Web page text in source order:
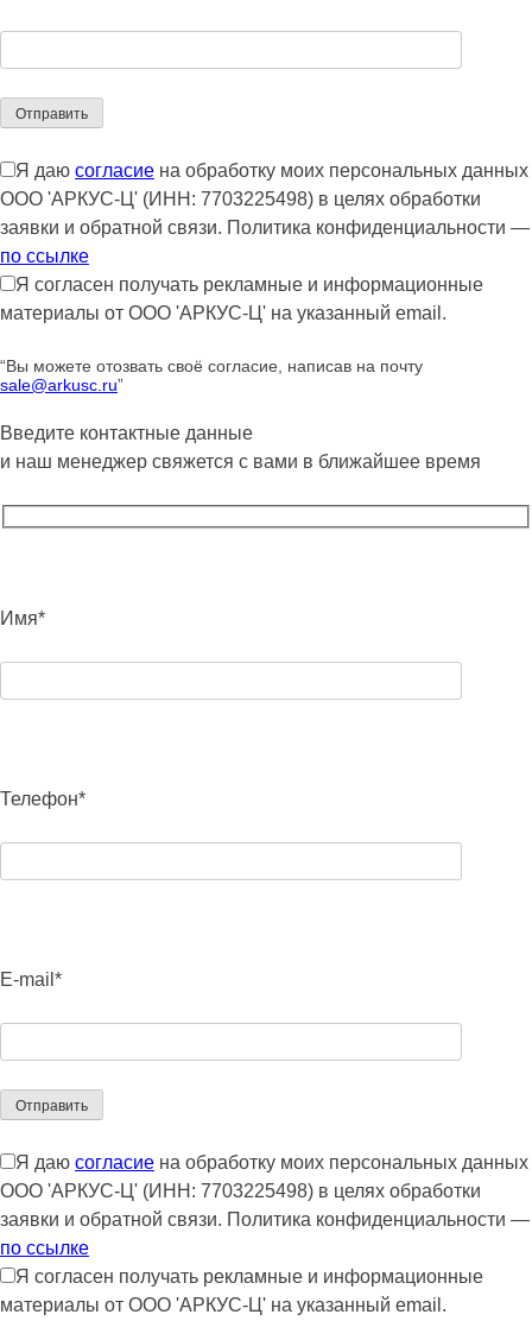
Я даю согласие на обработку моих персональных данных
ООО 'АРКУС-Ц' (ИНН: 7703225498) в целях обработки
заявки и обратной связи. Политика конфиденциальности —
по ссылке
Я согласен получать рекламные и информационные
материалы от ООО 'АРКУС-Ц' на указанный email.
“Вы можете отозвать своё согласие, написав на почту
sale@arkusc.ru”
Введите контактные данные
и наш менеджер свяжется с вами в ближайшее время
Имя*
Телефон*
E-mail*
Я даю согласие на обработку моих персональных данных
ООО 'АРКУС-Ц' (ИНН: 7703225498) в целях обработки
заявки и обратной связи. Политика конфиденциальности —
по ссылке
Я согласен получать рекламные и информационные
материалы от ООО 'АРКУС-Ц' на указанный email.